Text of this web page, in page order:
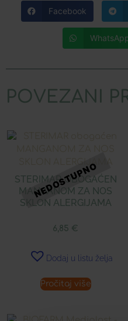
Facebook
POVEZANI
STERIMAR OBOGAĆEN
MANGANOM ZA NOS
SKLON ALERGIJAMA
6,85 €
Dodaj u listu želja
Pročitaj više